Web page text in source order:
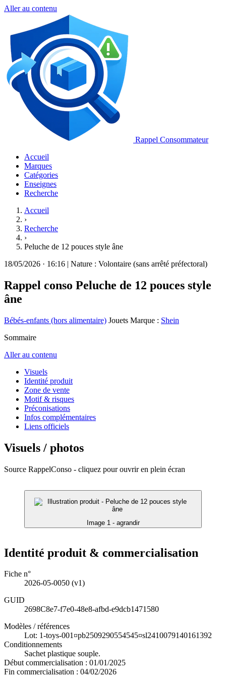
Aller au contenu
Rappel Consommateur
Accueil
Marques
Catégories
Enseignes
Recherche
Accueil
›
Recherche
›
Peluche de 12 pouces style âne
18/05/2026 · 16:16 | Nature : Volontaire (sans arrêté préfectoral)
Rappel conso Peluche de 12 pouces style
âne
Bébés-enfants (hors alimentaire) Jouets Marque : Shein
Sommaire
Aller au contenu
Visuels
Identité produit
Zone de vente
Motif & risques
Préconisations
Infos complémentaires
Liens officiels
Visuels / photos
Source RappelConso - cliquez pour ouvrir en plein écran
Image 1 - agrandir
Identité produit & commercialisation
Fiche n°
2026-05-0050 (v1)
GUID
2698C8e7-f7e0-48e8-afbd-e9dcb1471580
Modèles / références
Lot: 1-toys-001¤pb2509290554545¤sl2410079140161392
Conditionnements
Sachet plastique souple.
Début commercialisation : 01/01/2025
Fin commercialisation : 04/02/2026